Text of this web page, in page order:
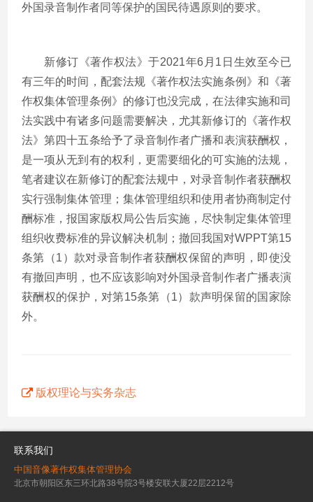
外国录音制作者同等保护的国民待遇原则的要求。
新修订《著作权法》于2021年6月1日生效至今已
有三年的时间，配套法规《著作权法实施条例》和《著
作权集体管理条例》的修订也没完成，在法律实施和司
法实践中有诸多问题需要解决，尤其新修订的《著作权
法》第四十五条给予了录音制作者广播和表演获酬权，
是一项从无到有的权利，更需要细化的可实施的法规，
笔者建议在新修订的配套法规中，对录音制作者获酬权
实行强制集体管理；集体管理组织和使用者协商制定付
酬标准，报国家版权局公告后实施，尽快制定集体管理
组织收费标准的异议解决机制；撤回我国对WPPT第15
条第（1）款对录音制作者获酬权保留的声明，即使没
有撤回声明，也不应该影响对外国录音制作者广播表演
获酬权的保护，对第15条第（1）款声明保留的国家除
外。
版权理论与实务杂志
联系我们
中国音像著作权集体管理协会
北京市朝阳区东三环北路38号院3号楼安联大厦22层2212号